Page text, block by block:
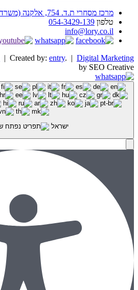
מרכז מסחרי ת.ד. 754, אלקנה (משרדים בלבד)
טלפון 054-3429-139
info@lory.co.il
| Created by: entry. | Digital Marketing
by SEO Creative
ישראל